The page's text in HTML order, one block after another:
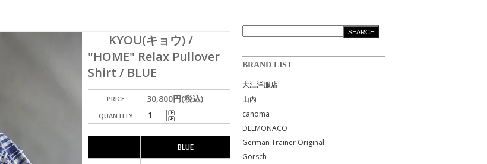
KYOU(キョウ) /
"HOME" Relax Pullover
Shirt / BLUE
PRICE 30,800円(税込)
QUANTITY
BLUE
BRAND LIST
大江洋服店
山内
canoma
DELMONACO
German Trainer Original
Gorsch